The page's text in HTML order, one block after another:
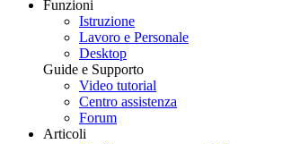
Funzioni
Istruzione
Lavoro e Personale
Desktop
Guide e Supporto
Video tutorial
Centro assistenza
Forum
Articoli